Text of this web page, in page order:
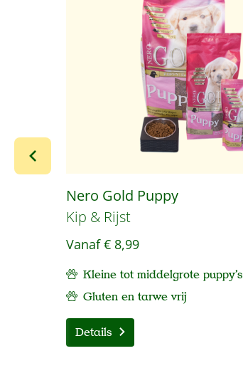
Nero Gold Puppy
Kip & Rijst
Vanaf€ 8,99
Kleine tot middelgrote puppy's
Gluten en tarwe vrij
Details